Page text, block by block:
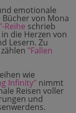
emotionale
von Mona
Reihe schrieb
die Herzen von
Lesern. Zu
"Fallen
wie
Infinity" nimmt
Reisen voller
und